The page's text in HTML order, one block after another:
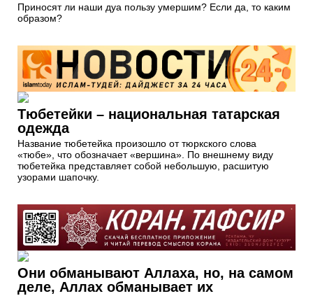
Приносят ли наши дуа пользу умершим? Если да, то каким
образом?
Тюбетейки – национальная татарская
одежда
Название тюбетейка произошло от тюркского слова
«тюбе», что обозначает «вершина». По внешнему виду
тюбетейка представляет собой небольшую, расшитую
узорами шапочку.
Они обманывают Аллаха, но, на самом
деле, Аллах обманывает их